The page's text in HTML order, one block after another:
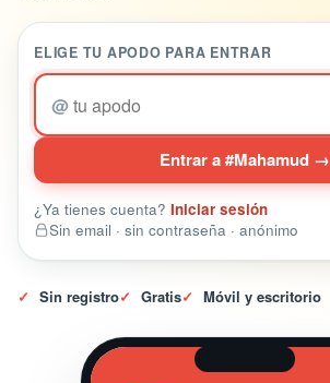
ELIGE TU APODO PARA ENTRAR
@
Entrar a #Mahamud →
¿Ya tienes cuenta? Iniciar sesión
Sin email · sin contraseña · anónimo
✓ Sin registro✓ Gratis✓ Móvil y escritorio